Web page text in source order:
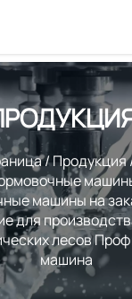
/Продукция
машины на
для
лесов
машина